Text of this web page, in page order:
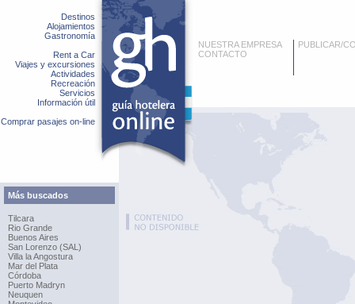
Destinos
Alojamientos
Gastronomía
Rent a Car
Viajes y excursiones
Actividades
Recreación
Servicios
Información útil
Comprar pasajes on-line
Más buscados
Tilcara
Rio Grande
Buenos Aires
San Lorenzo (SAL)
Villa la Angostura
Mar del Plata
Córdoba
Puerto Madryn
Neuquen
NUESTRA EMPRESA
CONTACTO
PUBLICAR/